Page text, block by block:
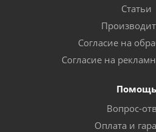
Статьи
Согласие на
Согласие на
Помощь
Вопрос-
Оплата и